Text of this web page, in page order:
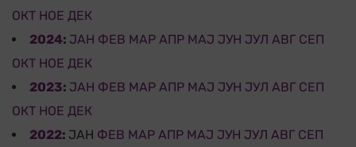
ОКТ НОЕ ДЕК
2024: ЈАН ФЕВ МАР АПР МАЈ ЈУН ЈУЛ АВГ СЕП
ОКТ НОЕ ДЕК
2023: ЈАН ФЕВ МАР АПР МАЈ ЈУН ЈУЛ АВГ СЕП
ОКТ НОЕ ДЕК
2022: ЈАН ФЕВ МАР АПР МАЈ ЈУН ЈУЛ АВГ СЕП